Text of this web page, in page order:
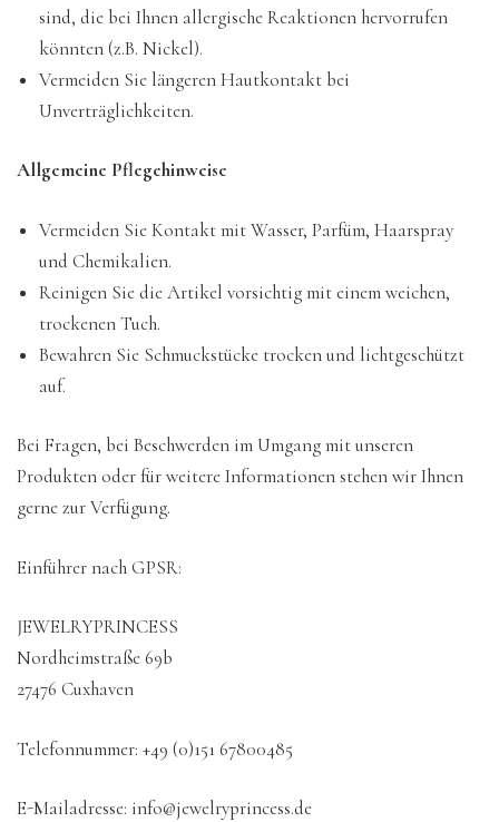
sind, die bei Ihnen allergische Reaktionen hervorrufen
könnten (z.B. Nickel).
Vermeiden Sie längeren Hautkontakt bei
Unverträglichkeiten.
Allgemeine Pflegehinweise
Vermeiden Sie Kontakt mit Wasser, Parfüm, Haarspray
und Chemikalien.
Reinigen Sie die Artikel vorsichtig mit einem weichen,
trockenen Tuch.
Bewahren Sie Schmuckstücke trocken und lichtgeschützt
auf.
Bei Fragen, bei Beschwerden im Umgang mit unseren
Produkten oder für weitere Informationen stehen wir Ihnen
gerne zur Verfügung.
Einführer nach GPSR:
JEWELRYPRINCESS
Nordheimstraße 69b
27476 Cuxhaven
Telefonnummer: +49 (0)151 67800485
E-Mailadresse: info@jewelryprincess.de